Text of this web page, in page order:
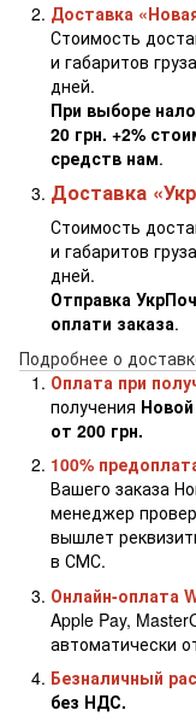
Доставка
Стоимость
и габаритов
дней.
При выборе
20 грн. +2%
средств нам.
Доставка
Стоимость
и габаритов
дней.
Отправка
оплати заказа.
Подробнее о
Оплата при
получения
от 200 грн.
100%
Вашего заказа
менеджер
вышлет
в СМС.
Онлайн-оплата
Apple Pay,
автоматически
Безналичный
без НДС.